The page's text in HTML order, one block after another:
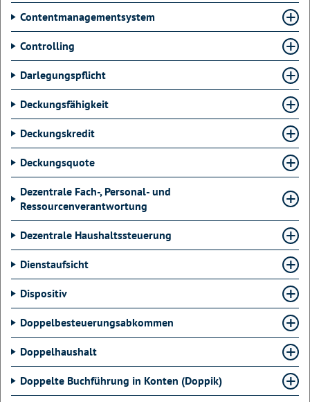
Contentmanagementsystem
Controlling
Darlegungspflicht
Deckungsfähigkeit
Deckungskredit
Deckungsquote
Dezentrale Fach-, Personal- und
Ressourcenverantwortung
Dezentrale Haushaltssteuerung
Dienstaufsicht
Dispositiv
Doppelbesteuerungsabkommen
Doppelhaushalt
Doppelte Buchführung in Konten (Doppik)